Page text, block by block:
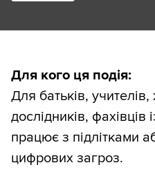
Для кого ця подія:
Для батьків, учителів,
дослідників, фахівців
працює з підлітками
цифрових загроз.